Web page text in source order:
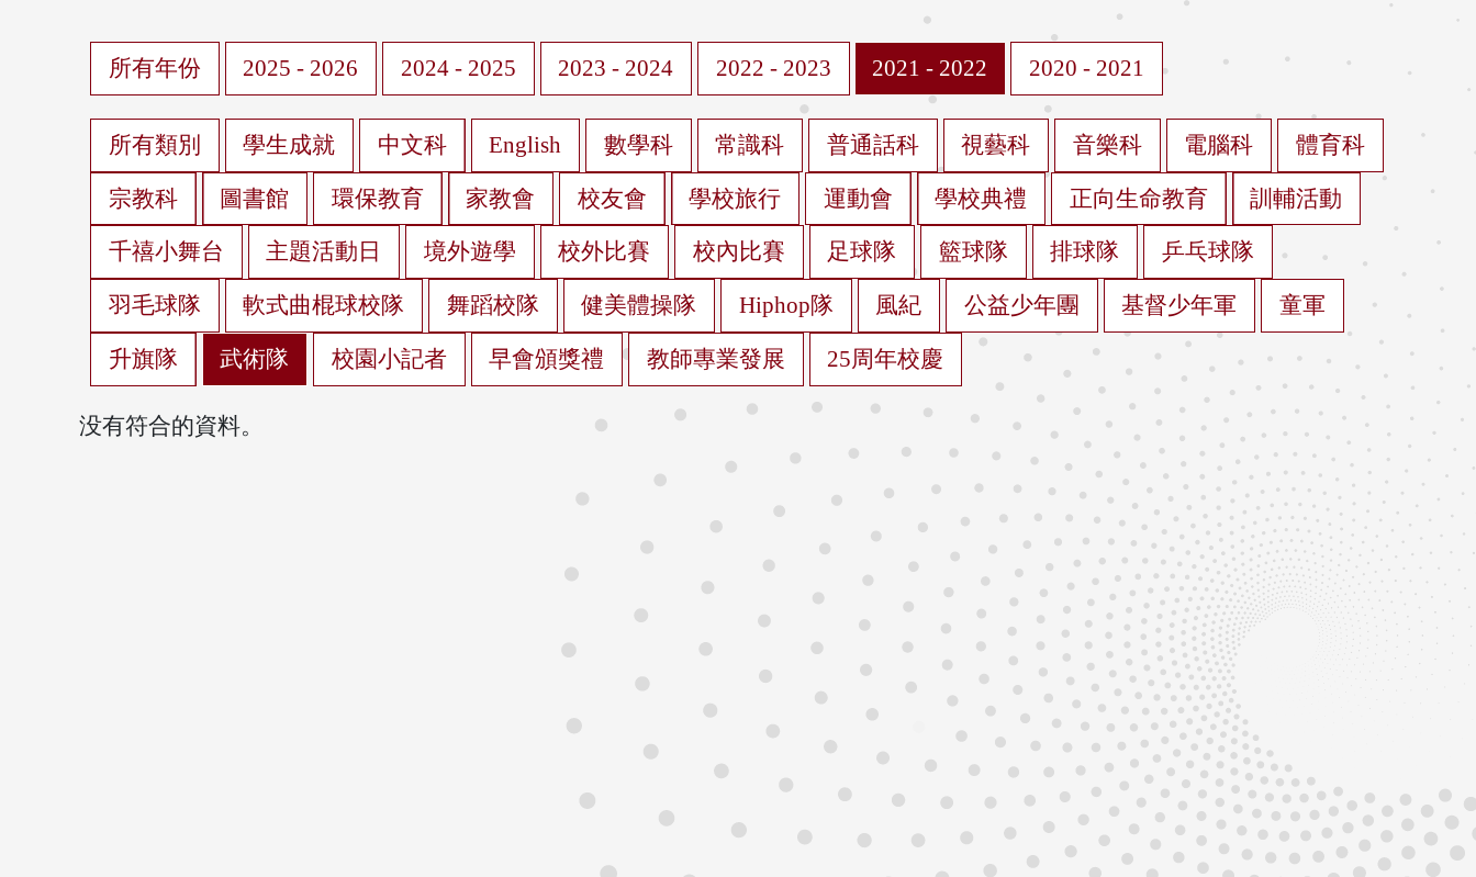
所有年份 2025 - 2026 2024 - 2025 2023 - 2024 2022 - 2023 2021 - 2022 2020 - 2021
所有類別 學生成就 中文科 English 數學科 常識科 普通話科 視藝科 音樂科 電腦科 體育科
宗教科 圖書館 環保教育 家教會 校友會 學校旅行 運動會 學校典禮 正向生命教育 訓輔活動
千禧小舞台 主題活動日 境外遊學 校外比賽 校內比賽 足球隊 籃球隊 排球隊 乒乓球隊
羽毛球隊 軟式曲棍球校隊 舞蹈校隊 健美體操隊 Hiphop隊 風紀 公益少年團 基督少年軍 童軍
升旗隊 武術隊 校園小記者 早會頒獎禮 教師專業發展 25周年校慶
没有符合的資料。